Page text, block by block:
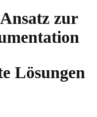
zur
Lösungen